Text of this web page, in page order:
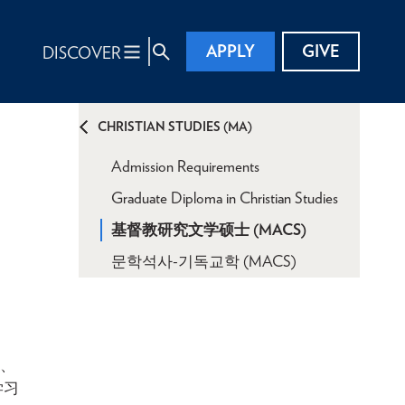
DISCOVER APPLY GIVE
CHRISTIAN STUDIES (MA)
Admission Requirements
Graduate Diploma in Christian Studies
基督教研究文学硕士 (MACS)
문학석사-기독교학 (MACS)